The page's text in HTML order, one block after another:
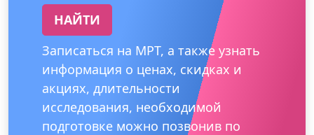
НАЙТИ
Записаться на МРТ, а также узнать
информация о ценах, скидках и
акциях, длительности
исследования, необходимой
подготовке можно позвонив по